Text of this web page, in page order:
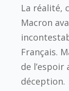
La réalité,
Macron
Français.
de
déception.